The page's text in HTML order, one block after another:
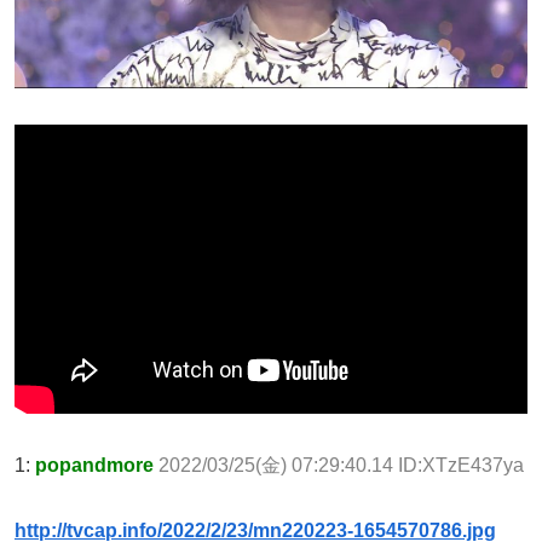
1: popandmore 2022/03/25(金) 07:29:40.14 ID:XTzE437ya
http://tvcap.info/2022/2/23/mn220223-1654570786.jpg